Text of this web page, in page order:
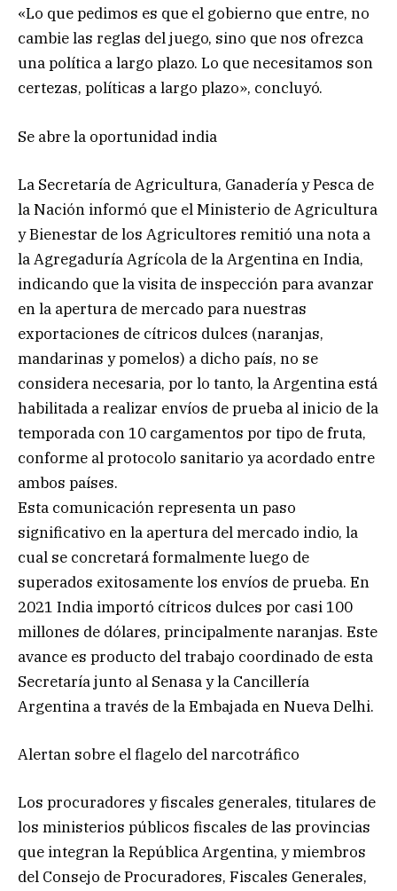
«Lo que pedimos es que el gobierno que entre, no
cambie las reglas del juego, sino que nos ofrezca
una política a largo plazo. Lo que necesitamos son
certezas, políticas a largo plazo», concluyó.
Se abre la oportunidad india
La Secretaría de Agricultura, Ganadería y Pesca de
la Nación informó que el Ministerio de Agricultura
y Bienestar de los Agricultores remitió una nota a
la Agregaduría Agrícola de la Argentina en India,
indicando que la visita de inspección para avanzar
en la apertura de mercado para nuestras
exportaciones de cítricos dulces (naranjas,
mandarinas y pomelos) a dicho país, no se
considera necesaria, por lo tanto, la Argentina está
habilitada a realizar envíos de prueba al inicio de la
temporada con 10 cargamentos por tipo de fruta,
conforme al protocolo sanitario ya acordado entre
ambos países.
Esta comunicación representa un paso
significativo en la apertura del mercado indio, la
cual se concretará formalmente luego de
superados exitosamente los envíos de prueba. En
2021 India importó cítricos dulces por casi 100
millones de dólares, principalmente naranjas. Este
avance es producto del trabajo coordinado de esta
Secretaría junto al Senasa y la Cancillería
Argentina a través de la Embajada en Nueva Delhi.
Alertan sobre el flagelo del narcotráfico
Los procuradores y fiscales generales, titulares de
los ministerios públicos fiscales de las provincias
que integran la República Argentina, y miembros
del Consejo de Procuradores, Fiscales Generales,